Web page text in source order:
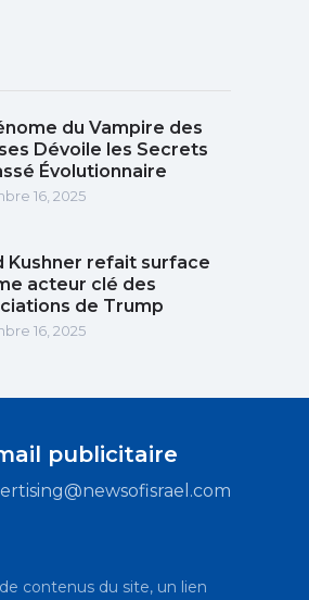
du Vampire des
Dévoile les Secrets
Évolutionnaire
16, 2025
Kushner refait surface
acteur clé des
de Trump
16, 2025
publicitaire
contenus du site, un lien